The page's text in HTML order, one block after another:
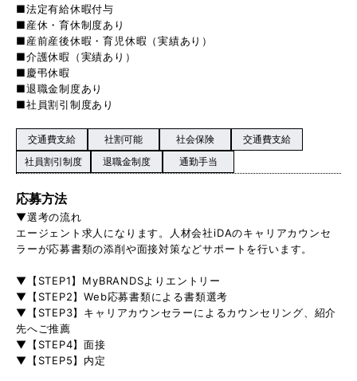
■法定有給休暇付与
■産休・育休制度あり
■産前産後休暇・育児休暇（実績あり）
■介護休暇（実績あり）
■慶弔休暇
■退職金制度あり
■社員割引制度あり
交通費支給 社割可能 社会保険
交通費支給
社員割引制度
退職金制度 通勤手当
応募方法
▼選考の流れ
エージェント求人になります。人材会社iDAのキャリアカウンセ
ラーが応募書類の添削や面接対策などサポートを行います。
▼【STEP1】MyBRANDSよりエントリー
▼【STEP2】Web応募書類による書類選考
▼【STEP3】キャリアカウンセラーによるカウンセリング、紹介
先へご推薦
▼【STEP4】面接
▼【STEP5】内定